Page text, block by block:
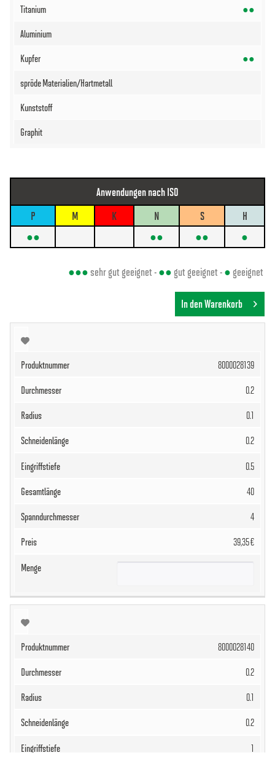
●●
●●
Anwendungen nach ISO
P
M K N S
H
●●
●● ●● ●
●●●sehr gut geeignet -●● gut geeignet -● geeignet
In den Warenkorb
8000028139
0.2
0.1
0.2
0.5
40
4
39,35 €
8000028140
0.2
0.1
0.2
1